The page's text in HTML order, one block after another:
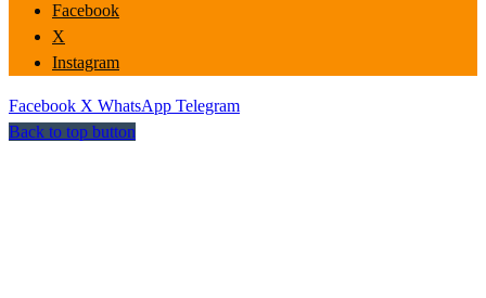
Facebook
X
Instagram
Facebook X WhatsApp Telegram
Back to top button